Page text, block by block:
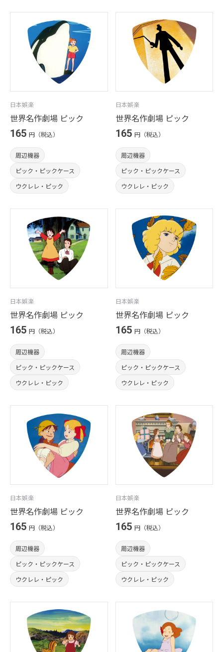
日本娯楽
世界名作劇場 ピック
165 円（税込）
周辺機器
ピック・ピックケース
ウクレレ・ピック
日本娯楽
世界名作劇場 ピック
165 円（税込）
周辺機器
ピック・ピックケース
ウクレレ・ピック
日本娯楽
世界名作劇場 ピック
165 円（税込）
周辺機器
ピック・ピックケース
ウクレレ・ピック
日本娯楽
世界名作劇場 ピック
165 円（税込）
周辺機器
ピック・ピックケース
ウクレレ・ピック
日本娯楽
世界名作劇場 ピック
165 円（税込）
周辺機器
ピック・ピックケース
ウクレレ・ピック
日本娯楽
世界名作劇場 ピック
165 円（税込）
周辺機器
ピック・ピックケース
ウクレレ・ピック